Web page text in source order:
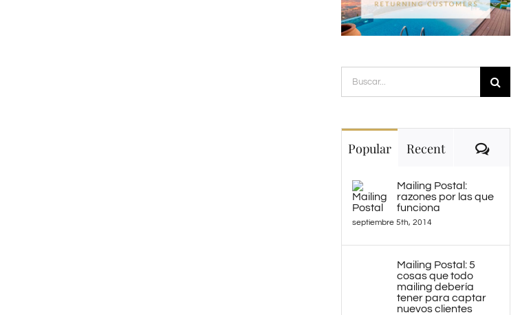
Buscar:
Popular Recent
Mailing Postal:
razones por las que
funciona
septiembre 5th, 2014
Mailing Postal: 5
cosas que todo
mailing debería
tener para captar
nuevos clientes